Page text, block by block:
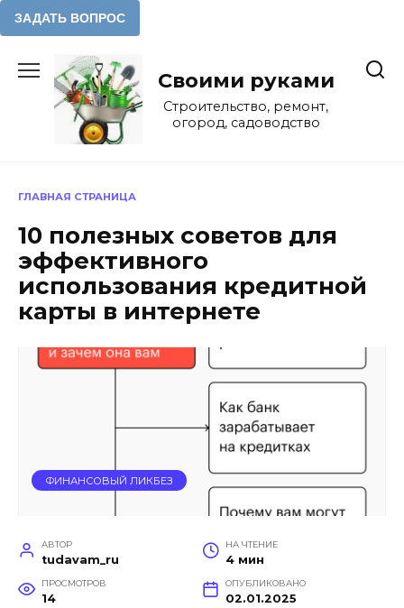
содержанию
Своими руками
Строительство, ремонт,
огород, садоводство
ГЛАВНАЯ СТРАНИЦА
10 полезных советов для
эффективного
использования кредитной
карты в интернете
ФИНАНСОВЫЙ ЛИКБЕЗ
АВТОР
tudavam_ru
НА ЧТЕНИЕ
4 мин
ПРОСМОТРОВ
14
ОПУБЛИКОВАНО
02.01.2025